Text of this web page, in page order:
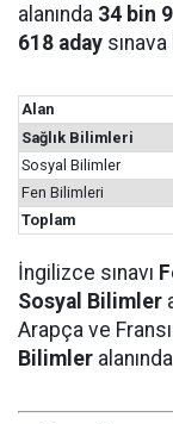
alanında 34 bin
618 aday
Alan
Sağlık Bilimleri
Sosyal Bilimler
Fen Bilimleri
Toplam
İngilizce sınavı
Sosyal Bilimler
Arapça ve
Bilimler